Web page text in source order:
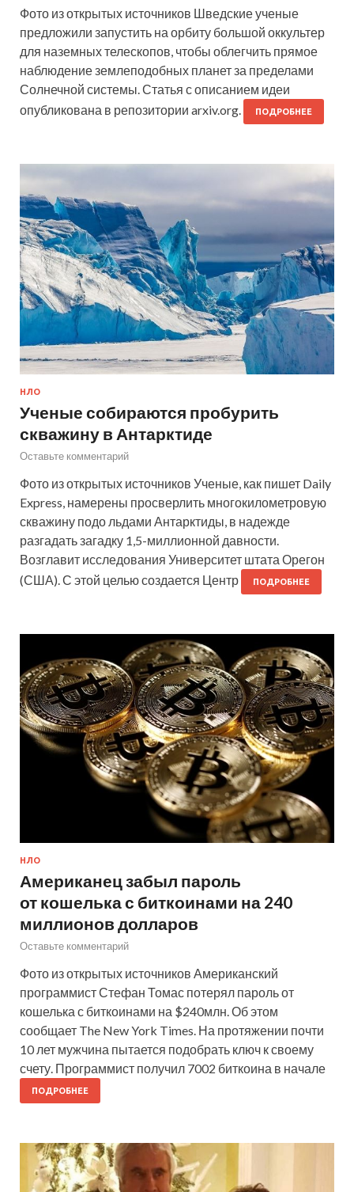
Фото из открытых источников Шведские ученые
предложили запустить на орбиту большой оккультер
для наземных телескопов, чтобы облегчить прямое
наблюдение землеподобных планет за пределами
Солнечной системы. Статья с описанием идеи
опубликована в репозитории arxiv.org.
ПОДРОБНЕЕ
НЛО
Ученые собираются пробурить
скважину в Антарктиде
Оставьте комментарий
Фото из открытых источников Ученые, как пишет Daily
Express, намерены просверлить многокилометровую
скважину подо льдами Антарктиды, в надежде
разгадать загадку 1,5-миллионной давности.
Возглавит исследования Университет штата Орегон
(США). С этой целью создается Центр
ПОДРОБНЕЕ
НЛО
Американец забыл пароль
от кошелька с биткоинами на 240
миллионов долларов
Оставьте комментарий
Фото из открытых источников Американский
программист Стефан Томас потерял пароль от
кошелька с биткоинами на $240млн. Об этом
сообщает The New York Times. На протяжении почти
10 лет мужчина пытается подобрать ключ к своему
счету. Программист получил 7002 биткоина в начале
ПОДРОБНЕЕ